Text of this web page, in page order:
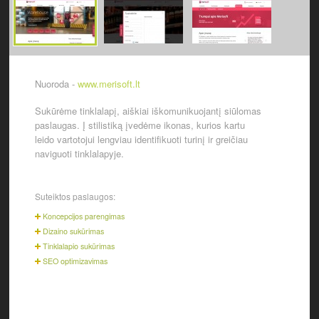
Suteiktos paslaugos:
Koncepcijos parengimas
Dizaino sukūrimas
Tinklalapio sukūrimas
SEO optimizavimas
Nuoroda -www.merisoft.lt
Sukūrėme tinklalapį, aiškiai iškomunikuojantį siūlomas
paslaugas. Į stilistiką įvedėme ikonas, kurios kartu
leido vartotojui lengviau identifikuoti turinį ir greičiau
naviguoti tinklalapyje.